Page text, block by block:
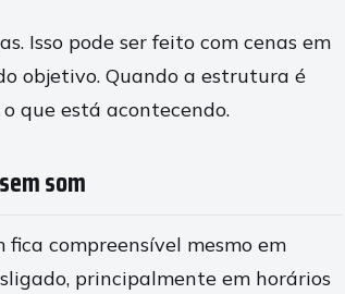
Isso pode ser feito com cenas em
objetivo. Quando a estrutura é
que está acontecendo.
som
compreensível mesmo em
principalmente em horários